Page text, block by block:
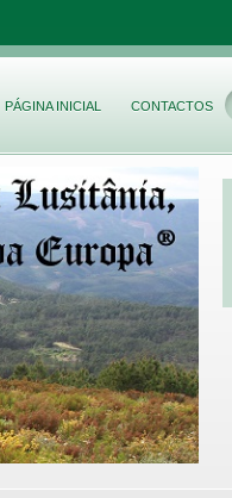
PÁGINA INICIAL CONTACTOS